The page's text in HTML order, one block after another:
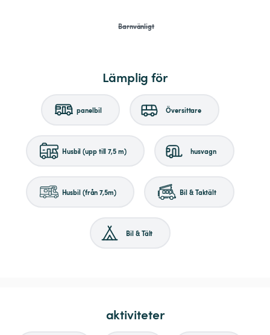
Barnvänligt
Lämplig för
panelbil Översittare
Husbil (upp till 7,5 m) husvagn
Husbil (från 7,5m) Bil & Taktält
Bil & Tält
aktiviteter